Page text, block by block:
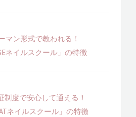
マン形式で教われる！
ネイルスクール」の特徴
制度で安心して通える！
ネイルスクール」の特徴